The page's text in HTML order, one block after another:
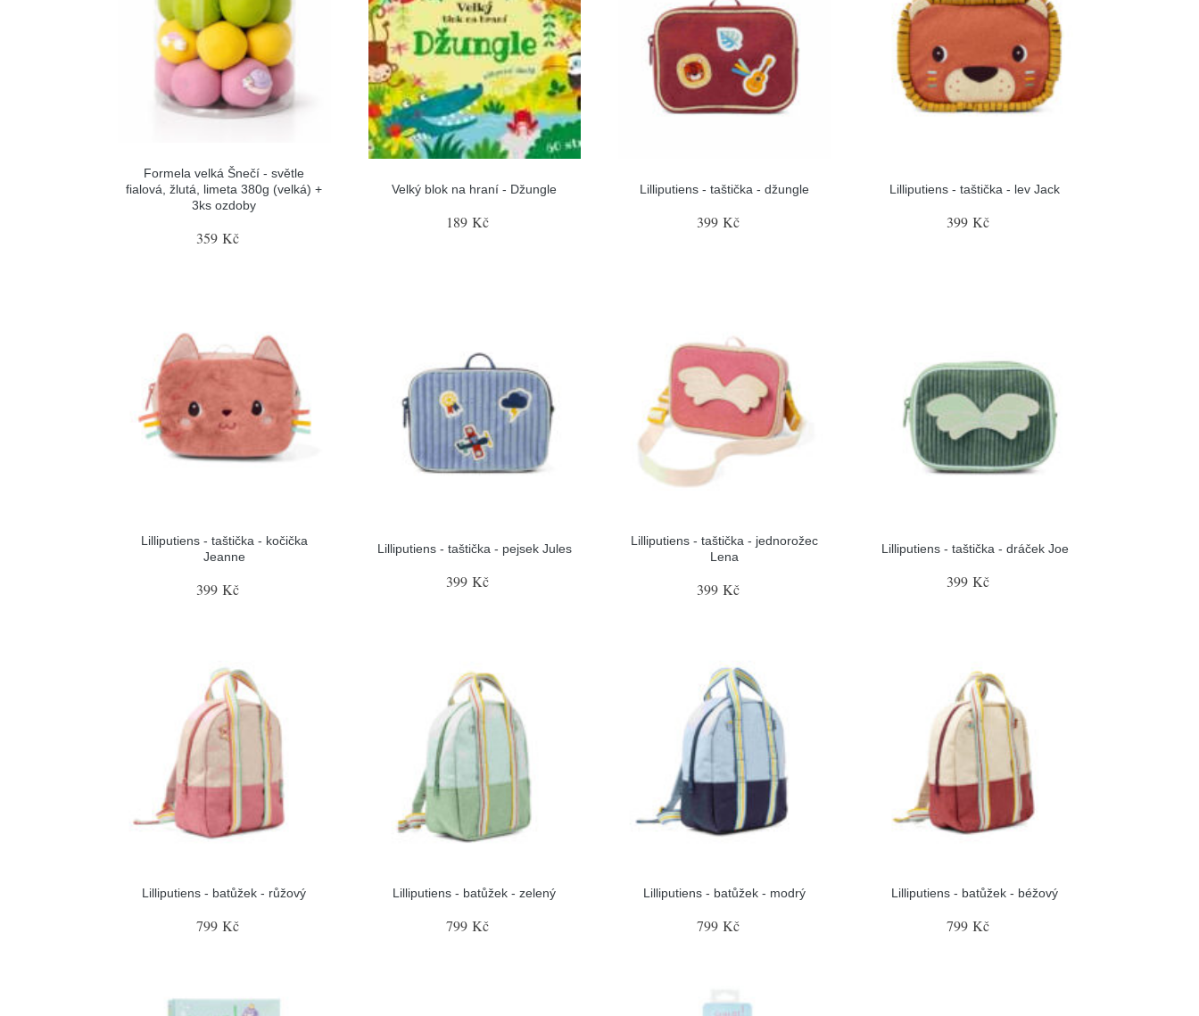
Formela velká Šnečí - světle
fialová, žlutá, limeta 380g (velká) +
3ks ozdoby
359 Kč
Velký blok na hraní - Džungle
189 Kč
Lilliputiens - taštička - džungle
399 Kč
Lilliputiens - taštička - lev Jack
399 Kč
Lilliputiens - taštička - kočička
Jeanne
399 Kč
Lilliputiens - taštička - pejsek Jules
399 Kč
Lilliputiens - taštička - jednorožec
Lena
399 Kč
Lilliputiens - taštička - dráček Joe
399 Kč
Lilliputiens - batůžek - růžový
799 Kč
Lilliputiens - batůžek - zelený
799 Kč
Lilliputiens - batůžek - modrý
799 Kč
Lilliputiens - batůžek - béžový
799 Kč